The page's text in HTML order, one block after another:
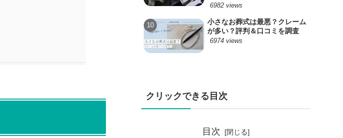
6982 views
小さなお葬式は最悪？クレーム
が多い？評判＆口コミを調査
6974 views
クリックできる目次
目次